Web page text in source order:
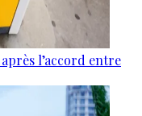
l’accord entre